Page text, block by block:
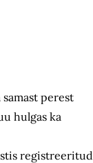
perest
hulgas ka
registreeritud